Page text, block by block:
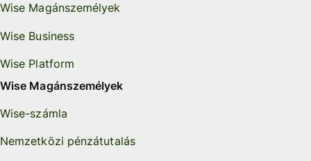
Wise Magánszemélyek
Wise Business
Wise Platform
Wise Magánszemélyek
Wise-számla
Nemzetközi pénzátutalás